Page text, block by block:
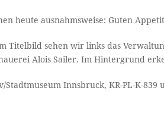
heute ausnahmsweise: Guten
Titelbild sehen wir links das
Alois Sailer. Im Hintergrund
Stadtmuseum Innsbruck, KR-PL-K-839